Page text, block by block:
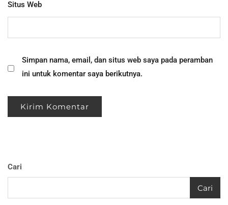
Situs Web
Simpan nama, email, dan situs web saya pada peramban
ini untuk komentar saya berikutnya.
Cari
Cari